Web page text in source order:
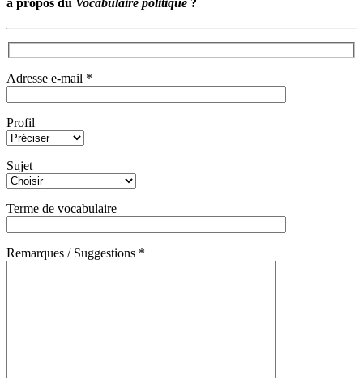
à propos du Vocabulaire politique ?
Adresse e-mail *
Profil
Sujet
Terme de vocabulaire
Remarques / Suggestions *